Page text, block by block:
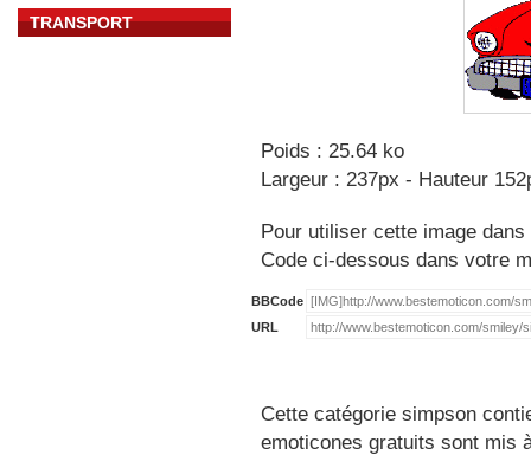
TRANSPORT
Poids : 25.64 ko
Largeur : 237px - Hauteur
Pour utiliser cette image
Code ci-dessous dans votre
BBCode
URL
Cette catégorie simpson
emoticones gratuits sont mis